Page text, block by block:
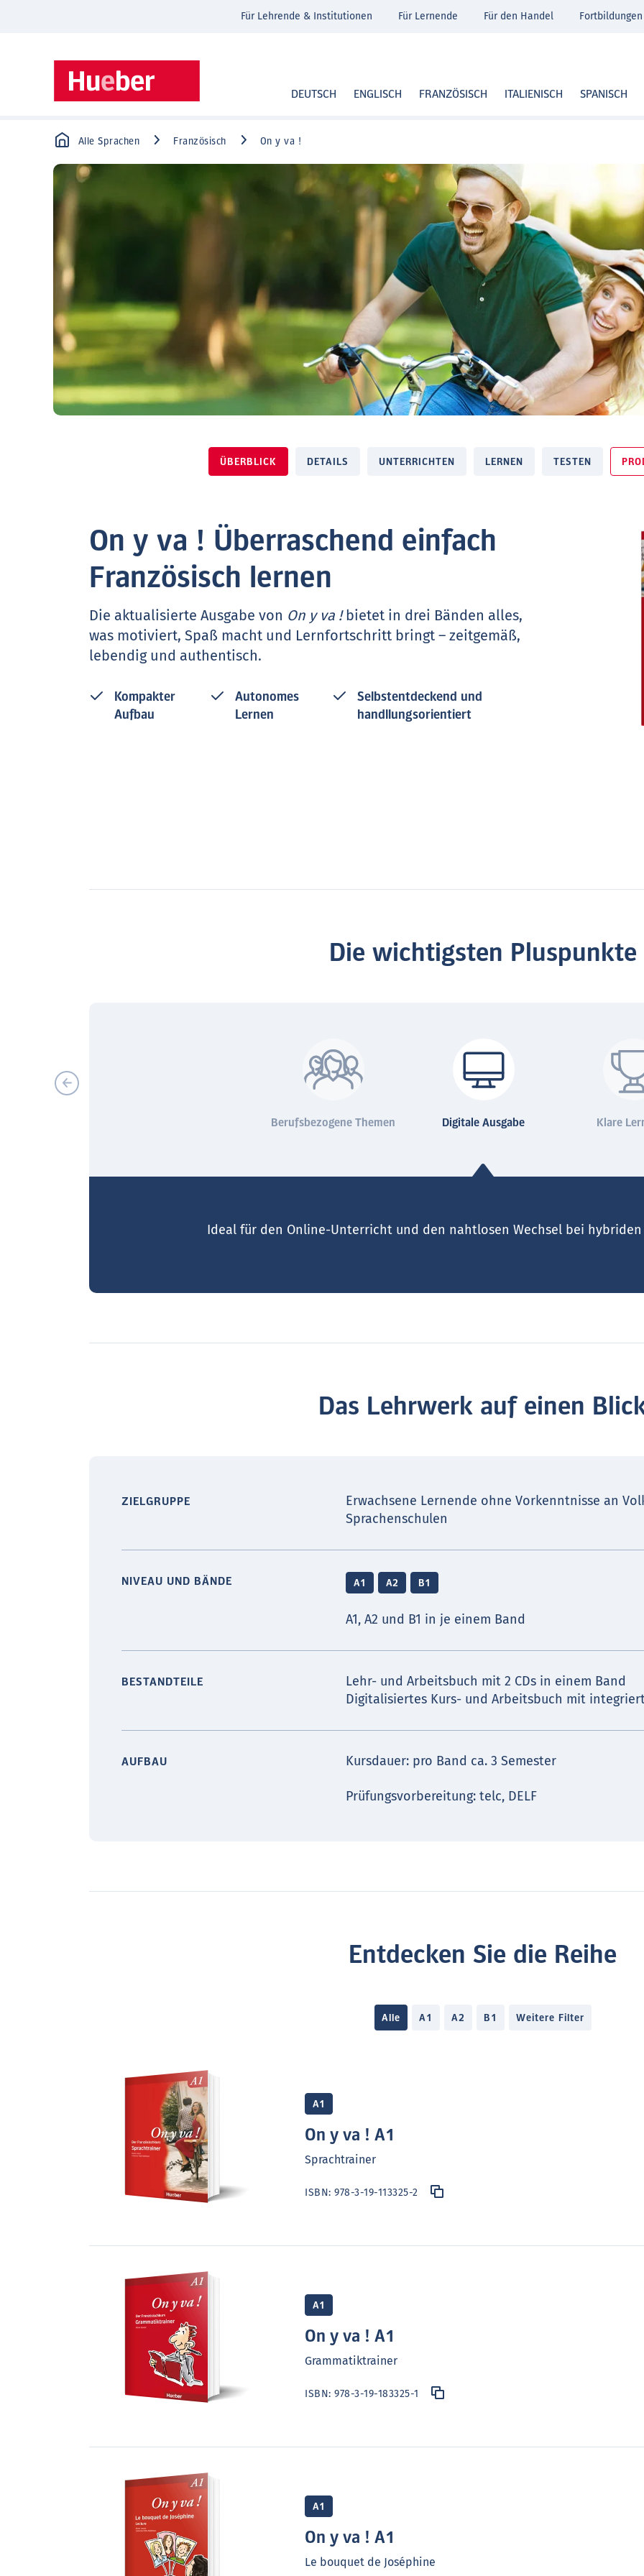
DEUTSCH ENGLISCH FRANZÖSISCH ITALIENISCH SPANISCH
Für Lehrende & Institutionen Für Lernende Für den Handel Fortbildungen
Alle Sprachen Französisch On y va !
ÜBERBLICK DETAILS UNTERRICHTEN LERNEN TESTEN
On y va ! Überraschend einfach
Französisch lernen
Die aktualisierte Ausgabe von On y va !bietet in drei Bänden alles,
was motiviert, Spaß macht und Lernfortschritt bringt – zeitgemäß,
lebendig und authentisch.
Kompakter
Aufbau
Autonomes
Lernen
Selbstentdeckend und
handllungsorientiert
Die wichtigsten Pluspunkte
Berufsbezogene Themen Digitale Ausgabe Klare
Ideal für den Online-Unterricht und den nahtlosen Wechsel bei
Das Lehrwerk auf einen
ZIELGRUPPE
Erwachsene Lernende ohne Vorkenntnisse an
Sprachenschulen
NIVEAU UND BÄNDE A1 A2 B1
A1, A2 und B1 in je einem Band
BESTANDTEILE
Lehr- und Arbeitsbuch mit 2 CDs in einem Band
Digitalisiertes Kurs- und Arbeitsbuch mit
AUFBAU Kursdauer: pro Band ca. 3 Semester
Prüfungsvorbereitung: telc, DELF
Entdecken Sie die Reihe
Alle A1 A2 B1 Weitere Filter
A1
On y va ! A1
Sprachtrainer
ISBN:978-3-19-113325-2
A1
On y va ! A1
Grammatiktrainer
ISBN:978-3-19-183325-1
A1
On y va ! A1
Le bouquet de Joséphine